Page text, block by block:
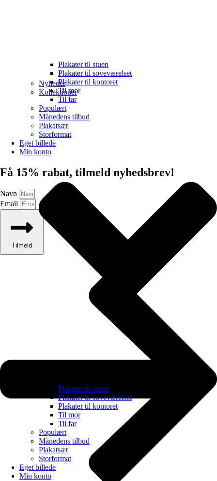
Nyheder
Kollektioner
Plakater til stuen
Plakater til soveværelset
Plakater til kontoret
Til mor
Til far
Populært
Månedens tilbud
Plakatsæt
Storformat
Eget billede
Min konto
Plakater til stuen
Plakater til soveværelset
Plakater til kontoret
Til mor
Til far
Populært
Månedens tilbud
Plakatsæt
Storformat
Eget billede
Min konto
Få 15% rabat, tilmeld nyhedsbrev!
Navn
Email
Tilmeld